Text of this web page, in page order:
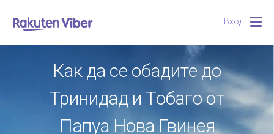
Вход
Как да се обадите до
Тринидад и Тобаго от
Папуа Нова Гвинея